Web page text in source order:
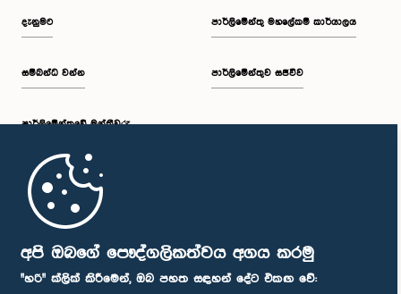
අපි ඔබගේ පෞද්ගලිකත්වය අගය කරමු
"හරි" ක්ලික් කිරීමෙන්, ඔබ පහත සඳහන් දේට එකඟ වේ:
දැනුමට
සම්බන්ධ වන්න
පාර්ලි‌මේන්තුවේ මන්ත්‍රීවරු
මුල් පිටුව
පාර්ලිමේන්තු මහලේකම් කාර්යාලය
පාර්ලිමේන්තුව සජීවීව
පාර්ලිමේන්තු ජංගම යෙදුම